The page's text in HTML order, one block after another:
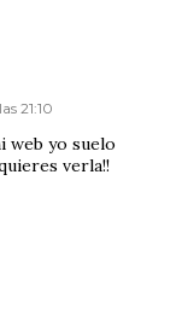
21:10
web yo suelo
verla!!